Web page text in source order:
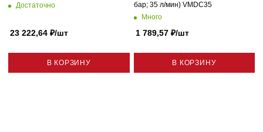
Достаточно
23 222,64 ₽/шт
В КОРЗИНУ
бар; 35 л/мин) VMDC35
Много
1 789,57₽/шт
В КОРЗИНУ